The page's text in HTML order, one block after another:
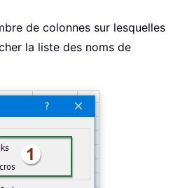
de colonnes sur lesquelles
la liste des noms de